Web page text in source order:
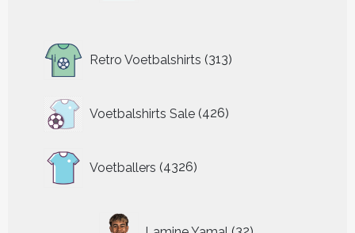
Retro Voetbalshirts 313
producten
Voetbalshirts Sale 426
426
producten
Voetballers 4326
producten